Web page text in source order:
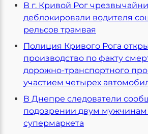
В г. Кривой Рог
деблокировали водителя
рельсов трамвая
Полиция Кривого Рога
производство по факту
дорожно-транспортного
участием четырех
В Днепре следователи
подозрении двум мужчинам
супермаркета